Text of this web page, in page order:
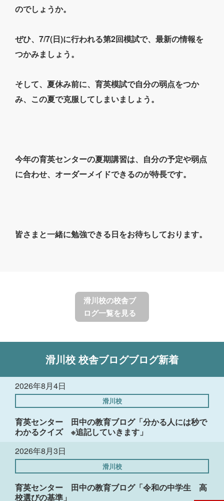
のでしょうか。
ぜひ、7/7(日)に行われる第2回模試で、最新の情報を
つかみましょう。
そして、夏休み前に、育英模試で自分の弱点をつか
み、この夏で克服してしまいましょう。
今年の育英センターの夏期講習は、自分の予定や弱点
に合わせ、オーダーメイドできるのが特長です。
皆さまと一緒に勉強できる日をお待ちしております。
滑川校の校舎ブ
ログ一覧を見る
滑川校 校舎ブログブログ新着
2026年8月4日
滑川校
育英センター 田中の教育ブログ「分かる人には秒で
わかるクイズ ※追記していきます」
2026年8月3日
滑川校
育英センター 田中の教育ブログ「令和の中学生 高
校選びの基準」